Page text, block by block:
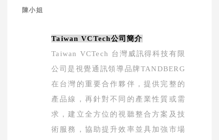
陳小姐
Taiwan VCTech公司簡介
Taiwan VCTech 台灣威訊得科技有限
公司是視覺通訊領導品牌TANDBERG
在台灣的重要合作夥伴，提供完整的
產品線，再針對不同的產業性質或需
求，建立全方位的視聽整合方案及技
術服務，協助提升效率並具加強市場